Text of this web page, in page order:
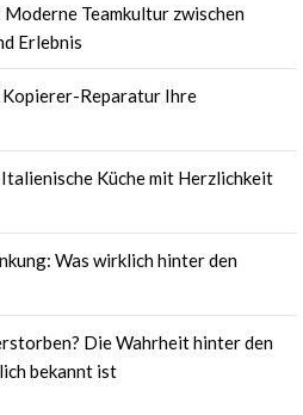
Teamkultur zwischen
Erlebnis
Reparatur Ihre
Küche mit Herzlichkeit
Was wirklich hinter den
Die Wahrheit hinter den
bekannt ist